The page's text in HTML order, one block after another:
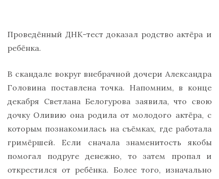
Проведённый ДНК-тест доказал родство актёра и
ребёнка.
В скандале вокруг внебрачной дочери Александра
Головина поставлена точка. Напомним, в конце
декабря Светлана Белогурова заявила, что свою
дочку Оливию она родила от молодого актёра, с
которым познакомилась на съёмках, где работала
гримёршей. Если сначала знаменитость якобы
помогал подруге денежно, то затем пропал и
открестился от ребёнка. Более того, изначально